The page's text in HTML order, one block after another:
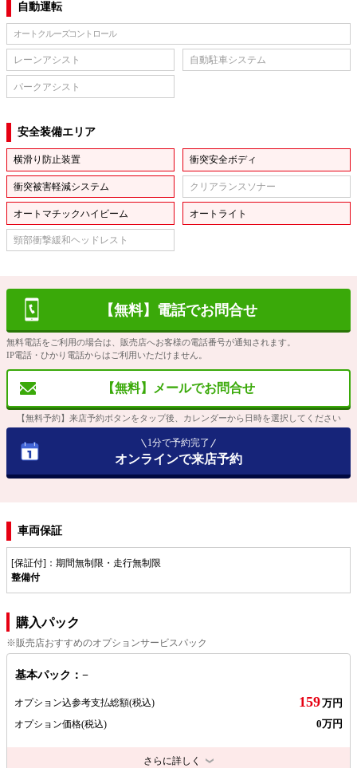
自動運転
オートクルーズコントロール
レーンアシスト 自動駐車システム
パークアシスト
安全装備エリア
横滑り防止装置 衝突安全ボディ
衝突被害軽減システム クリアランスソナー
オートマチックハイビーム オートライト
頸部衝撃緩和ヘッドレスト
【無料】電話でお問合せ
無料電話をご利用の場合は、販売店へお客様の電話番号が通知されます。
IP電話・ひかり電話からはご利用いただけません。
【無料】メールでお問合せ
【無料予約】来店予約ボタンをタップ後、カレンダーから日時を選択してください
1分で予約完了
オンラインで来店予約
車両保証
[保証付]：期間無制限・走行無制限
整備付
購入パック
※販売店おすすめのオプションサービスパック
基本パック：−
オプション込参考支払総額(税込) 159万円
オプション価格(税込) 0万円
さらに詳しく